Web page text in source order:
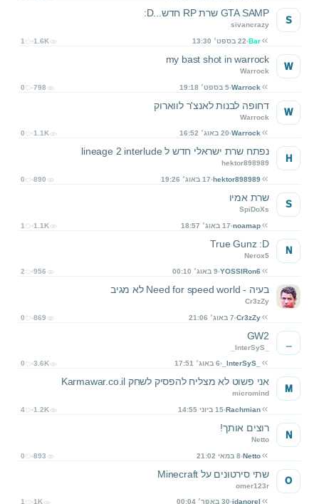
GTA SAMP שרת RP חדש...D:
sivancrazy
Bar 22 בספט׳ 13:30 1 1.6K
S
my bast shot in warrock
Warrock
Warrock 5 בספט׳ 19:18 0 798
W
דחופה לבנות לאנצ'ר לווארוק
Warrock
Warrock 20 באוג׳ 16:52 0 1.1K
W
נפתח שרת ישראלי חדש ל lineage 2 interlude
hektor898989
hektor898989 17 באוג׳ 19:26 0 890
H
שרת אמיו
SpiDoXs
noamap 17 באוג׳ 18:57 1 1.1K
S
True Gunz :D
Nerox5
YOSSIRon6 9 באוג׳ 00:10 2 956
N
בעיה - Need for speed world לא מגיב
Cr3zZy
Cr3zZy 7 באוג׳ 21:06 0 869
GW2
_InterSyS_
_InterSyS_ 6 באוג׳ 17:51 0 3.6K
אני פשוט לא מצליח להפסיק לשחק Karmawar.co.il
micromind
Rachmian 15 ביוני 14:55 4 1.2K
M
רוצים אותך!
Netto
Netto 8 במאי 21:02 0 893
N
שתי סירטונים על Minecraft
omer123r
idanorel 30 באפר׳ 00:04 1 1K
O